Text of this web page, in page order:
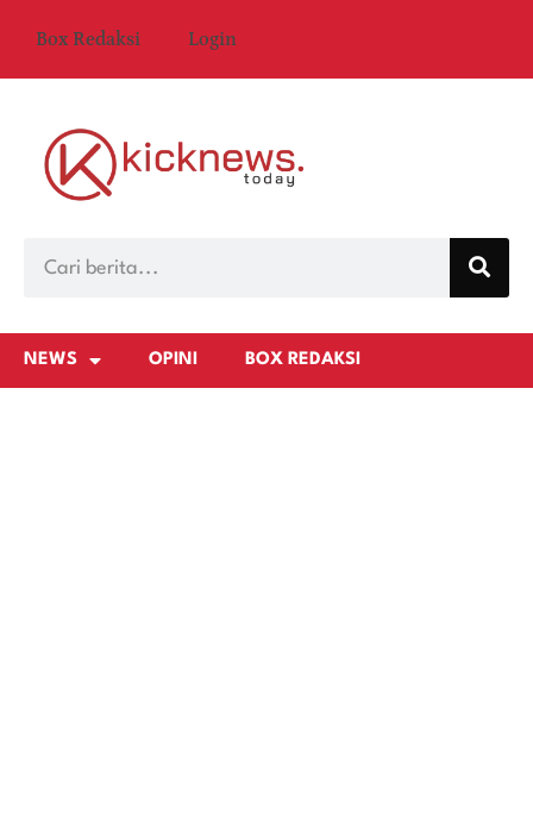
Box Redaksi Login
NEWS OPINI BOX REDAKSI